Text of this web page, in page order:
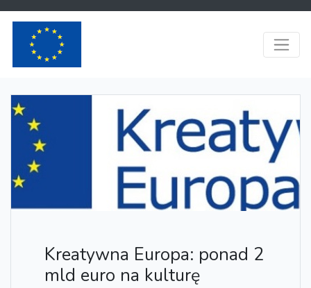
Kreatywna Europa: ponad 2
mld euro na kulturę